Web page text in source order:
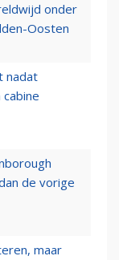
onder
Oosten
nadat
de vorige
maar